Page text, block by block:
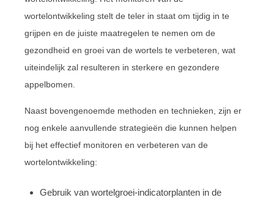
wortelontwikkeling stelt de teler in staat om tijdig in te
grijpen en de juiste maatregelen te nemen om de
gezondheid en groei van de wortels te verbeteren, wat
uiteindelijk zal resulteren in sterkere en gezondere
appelbomen.
Naast bovengenoemde methoden en technieken, zijn er
nog enkele aanvullende strategieën die kunnen helpen
bij het effectief monitoren en verbeteren van de
wortelontwikkeling:
Gebruik van wortelgroei-indicatorplanten in de